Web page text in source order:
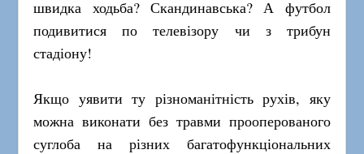
швидка ходьба? Скандинавська? А футбол
подивитися по телевізору чи з трибун
стадіону!
Якщо уявити ту різноманітність рухів, яку
можна виконати без травми прооперованого
суглоба на різних багатофункціональних